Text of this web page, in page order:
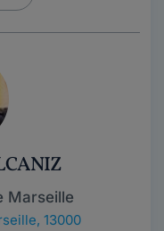
Marseille
13000